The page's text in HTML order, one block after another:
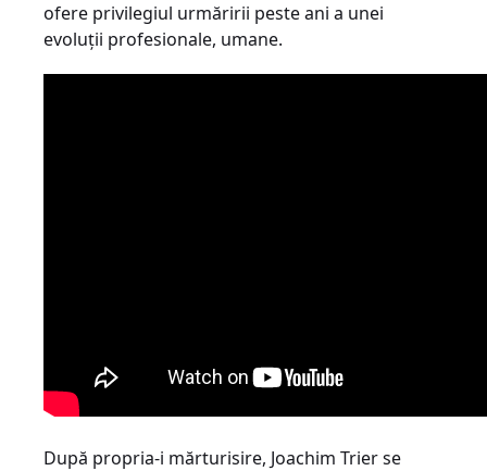
ofere privilegiul urmăririi peste ani a unei
evoluții profesionale, umane.
După propria-i mărturisire, Joachim Trier se